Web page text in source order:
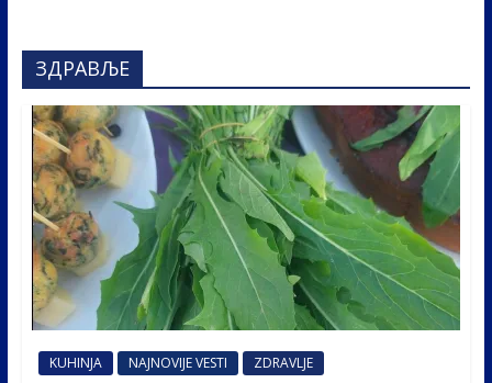
ЗДРАВЉЕ
KUHINJA NAJNOVIJE VESTI ZDRAVLJE